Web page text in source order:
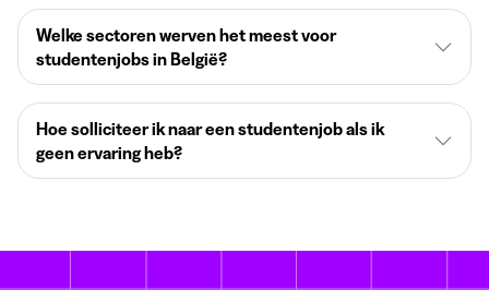
Welke sectoren werven het meest voor
studentenjobs in België?
Hoe solliciteer ik naar een studentenjob als ik
geen ervaring heb?